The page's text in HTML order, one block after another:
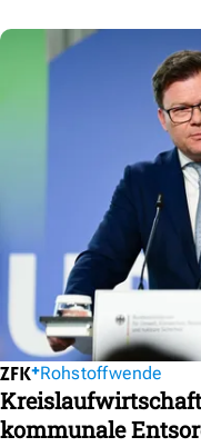
Rohstoffwende
kommunale